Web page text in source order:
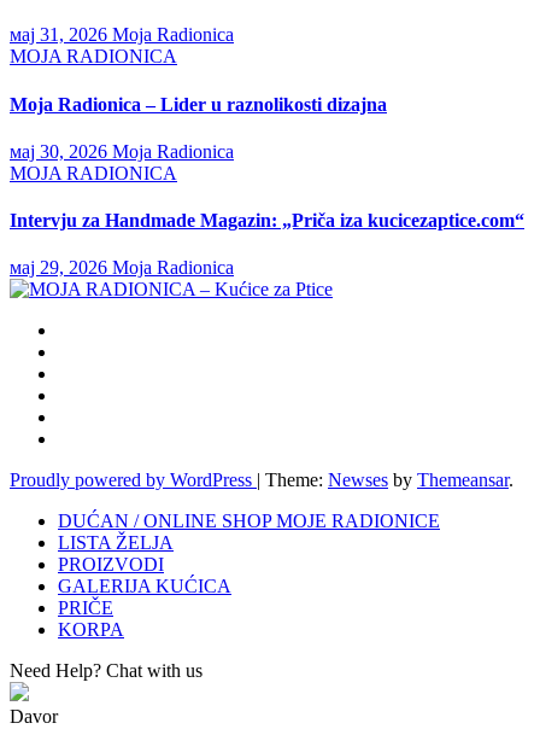
мај 31, 2026 Moja Radionica
MOJA RADIONICA
Moja Radionica – Lider u raznolikosti dizajna
мај 30, 2026 Moja Radionica
MOJA RADIONICA
Intervju za Handmade Magazin: „Priča iza kucicezaptice.com“
мај 29, 2026 Moja Radionica
Proudly powered by WordPress | Theme: Newses by Themeansar.
DUĆAN / ONLINE SHOP MOJE RADIONICE
LISTA ŽELJA
PROIZVODI
GALERIJA KUĆICA
PRIČE
KORPA
Need Help? Chat with us
Davor